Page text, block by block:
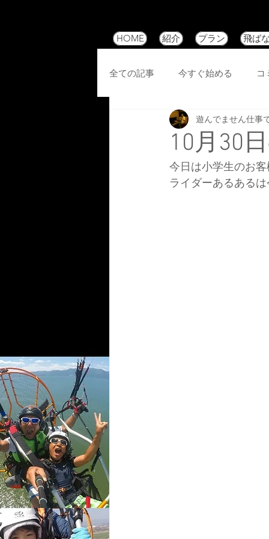
HOME 紹介 プラン 飛ば
全ての記事 今すぐ始める コ
10月30
遊んでません仕事
今日は小学生のお
ライダーあるある